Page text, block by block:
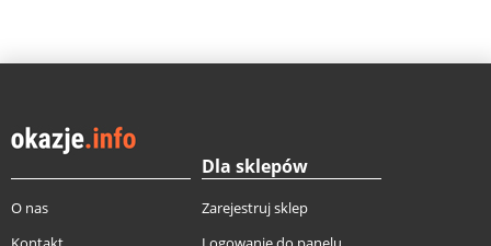
O nas
Dla sklepów
Zarejestruj sklep